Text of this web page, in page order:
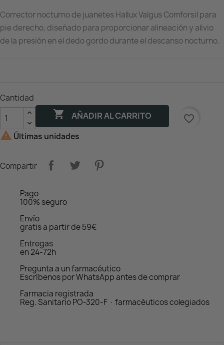
Corrector nocturno de juanetes Hallux Valgus Comforsil para
pie derecho, diseñado para proporcionar alineación y alivio
de la presión en el dedo gordo durante el descanso nocturno.
Cantidad
 AÑADIR AL CARRITO
favorite_border
 Últimas unidades
Compartir
Pago
100% seguro
Envío
gratis a partir de 59€
Entregas
en 24-72h
Pregunta a un farmacéutico
Escríbenos por WhatsApp antes de comprar
Farmacia registrada
Reg. Sanitario PO-320-F · farmacéuticos colegiados